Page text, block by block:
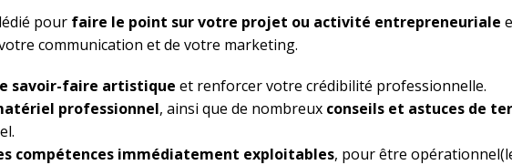
pour faire le point sur votre projet ou activité entrepreneuriale
communication et de votre marketing.
savoir-faire artistique et renforcer votre crédibilité professionnelle.
professionnel, ainsi que de nombreux conseils et astuces de
compétences immédiatement exploitables, pour être